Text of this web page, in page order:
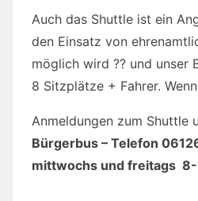
Auch das Shuttle ist ein
den Einsatz von
möglich wird ?? und unser
8 Sitzplätze + Fahrer.
Anmeldungen zum Shuttle
Bürgerbus – Telefon
mittwochs und freitags 8-